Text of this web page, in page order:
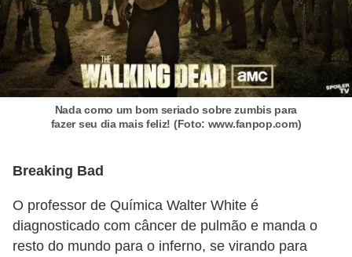
Nada como um bom seriado sobre zumbis para
fazer seu dia mais feliz! (Foto: www.fanpop.com)
Breaking Bad
O professor de Química Walter White é
diagnosticado com câncer de pulmão e manda o
resto do mundo para o inferno, se virando para
p
a
s
e
s
s
ó
r